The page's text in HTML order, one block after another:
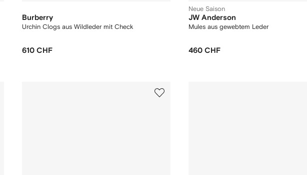
Burberry
Urchin Clogs aus Wildleder mit Check
610 CHF
Neue Saison
JW Anderson
Mules aus gewebtem Leder
460 CHF